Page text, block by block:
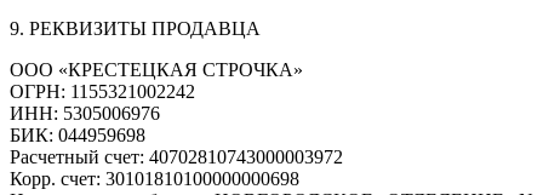
9. РЕКВИЗИТЫ ПРОДАВЦА
ООО «КРЕСТЕЦКАЯ СТРОЧКА»
ОГРН: 1155321002242
ИНН: 5305006976
БИК: 044959698
Расчетный счет: 40702810743000003972
Корр. счет: 30101810100000000698